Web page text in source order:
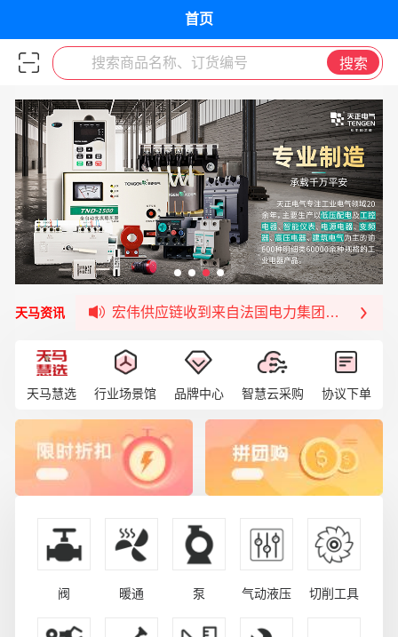
首页
搜索商品名称、订货编号 搜索
天马资讯
签约喜讯 | 宏伟与中铝集团成功签约！
福清核电—WD-40产品交流会圆满结束
宏伟天马与网易严选达成品牌合作
宏伟供应链收到来自法国电力集团感谢信
天马慧选 行业场景馆 品牌中心 智慧云采购 协议下单
阀 暖通 泵 气动液压 切削工具